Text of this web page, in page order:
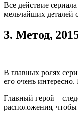
Все действие
мельчайших деталей
3. Метод,
В главных ролях
его очень
Главный герой –
расположения, чтобы